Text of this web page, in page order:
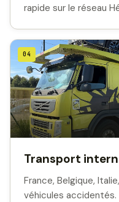
rapide sur le réseau
04
Transport
France, Belgique,
véhicules accidentés.